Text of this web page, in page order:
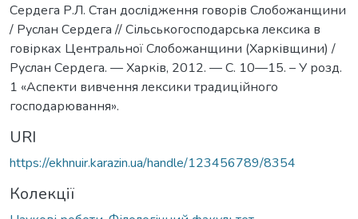
Сердега Р.Л. Стан дослідження говорів Слобожанщини
/ Руслан Сердега // Сільськогосподарська лексика в
говірках Центральної Слобожанщини (Харківщини) /
Руслан Сердега. — Харків, 2012. — С. 10—15. – У розд.
1 «Аспекти вивчення лексики традиційного
господарювання».
URI
https://ekhnuir.karazin.ua/handle/123456789/8354
Колекції